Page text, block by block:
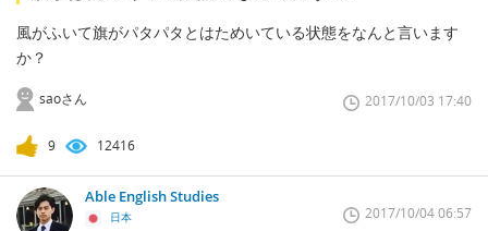
風がふいて旗がパタパタとはためいている状態をなんと言います
か？
saoさん 2017/10/03 17:40
9 12416
Able English Studies
日本 2017/10/04 06:57